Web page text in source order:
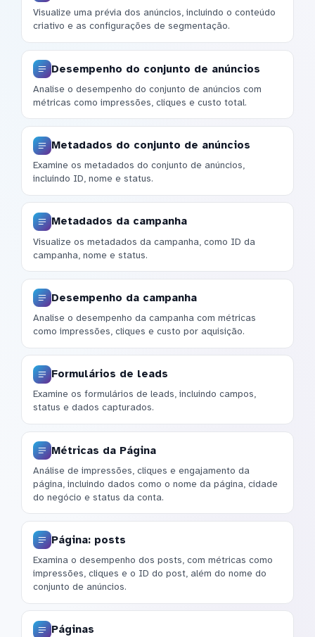
Visualize uma prévia dos anúncios, incluindo o conteúdo
criativo e as configurações de segmentação.
Desempenho do conjunto de anúncios
Analise o desempenho do conjunto de anúncios com
métricas como impressões, cliques e custo total.
Metadados do conjunto de anúncios
Examine os metadados do conjunto de anúncios,
incluindo ID, nome e status.
Metadados da campanha
Visualize os metadados da campanha, como ID da
campanha, nome e status.
Desempenho da campanha
Analise o desempenho da campanha com métricas
como impressões, cliques e custo por aquisição.
Formulários de leads
Examine os formulários de leads, incluindo campos,
status e dados capturados.
Métricas da Página
Análise de impressões, cliques e engajamento da
página, incluindo dados como o nome da página, cidade
do negócio e status da conta.
Página: posts
Examina o desempenho dos posts, com métricas como
impressões, cliques e o ID do post, além do nome do
conjunto de anúncios.
Páginas